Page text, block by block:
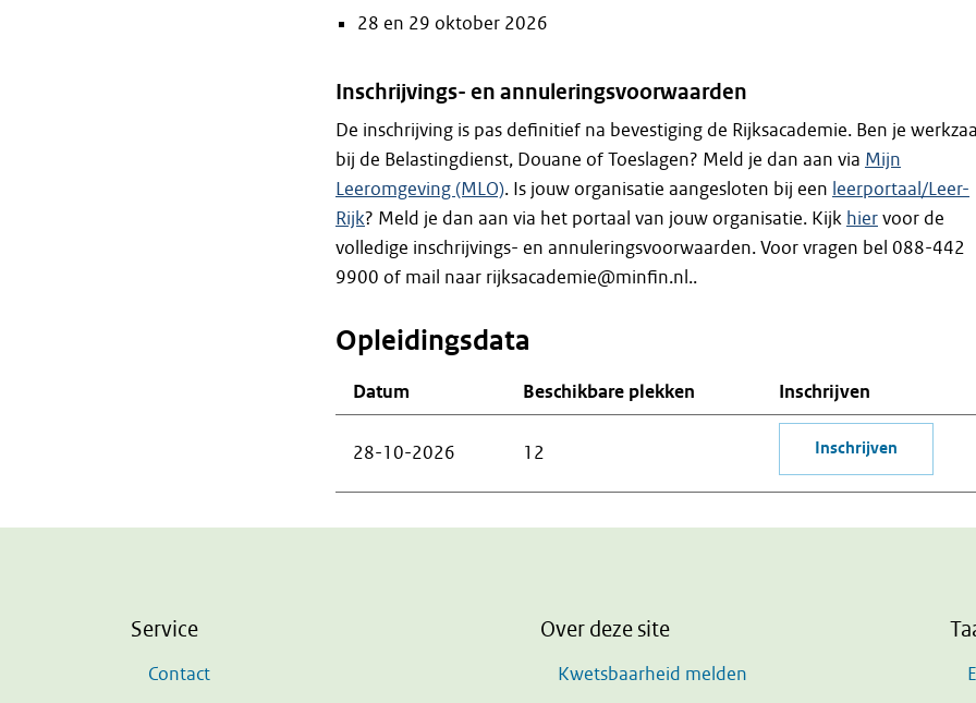
28 en 29 oktober 2026
Inschrijvings- en annuleringsvoorwaarden
De inschrijving is pas definitief na bevestiging de Rijksacademie. Ben je
bij de Belastingdienst, Douane of Toeslagen? Meld je dan aan via Mijn
Leeromgeving (MLO). Is jouw organisatie aangesloten bij een leerportaal/Leer-
Rijk? Meld je dan aan via het portaal van jouw organisatie. Kijk hiervoor de
volledige inschrijvings- en annuleringsvoorwaarden. Voor vragen bel 088-442
9900 of mail naar rijksacademie@minfin.nl..
Opleidingsdata
Datum Beschikbare plekken Inschrijven
28-10-2026 12 Inschrijven
Service
Contact
Over deze site
Kwetsbaarheid melden